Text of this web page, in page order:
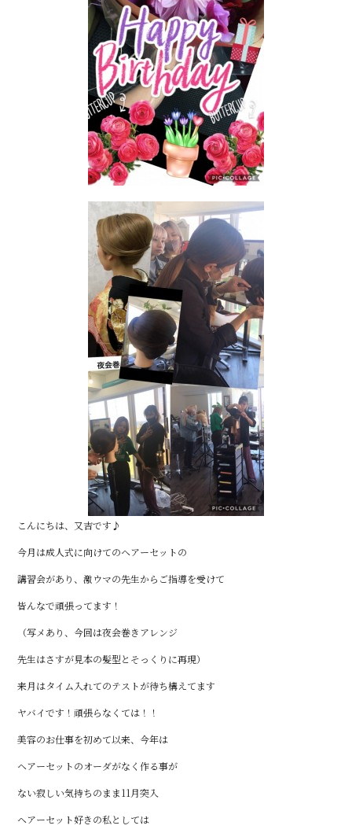
こんにちは、又吉です♪
今月は成人式に向けてのヘアーセットの
講習会があり、激ウマの先生からご指導を受けて
皆んなで頑張ってます！
（写メあり、今回は夜会巻きアレンジ
先生はさすが見本の髪型とそっくりに再現）
来月はタイム入れてのテストが待ち構えてます
ヤバイです！頑張らなくては！！
美容のお仕事を初めて以来、今年は
ヘアーセットのオーダがなく作る事が
ない寂しい気持ちのまま11月突入
ヘアーセット好きの私としては